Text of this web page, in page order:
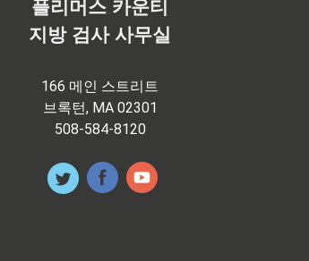
플리머스 카운티
지방 검사 사무실
166 메인 스트리트
브록턴, MA 02301
508-584-8120